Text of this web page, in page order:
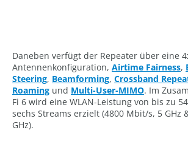
Daneben verfügt der Repeater über eine
Antennenkonfiguration, Airtime Fairness,
Steering, Beamforming, Crossband
Roaming und Multi-User-MIMO. Im
Fi 6 wird eine WLAN-Leistung von bis zu
sechs Streams erzielt (4800 Mbit/s, 5 GHz
GHz).